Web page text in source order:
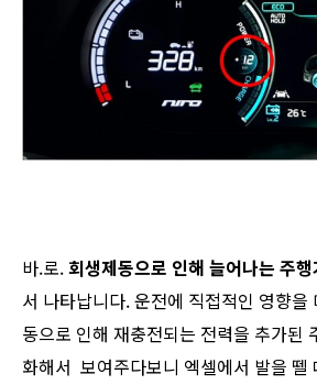
바.로.회생제동으로 인해 늘어나는 주
서 나타납니다. 운전에 직접적인 영향을
동으로 인해 재충전되는 전력을 추가된
화해서 보여주다보니 엑셀에서 발을 뗄